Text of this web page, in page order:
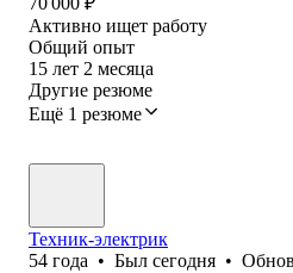
Активно ищет работу
Общий опыт
15 лет 2 месяца
Другие резюме
Ещё 1 резюме
Техник-электрик
54 года • Был сегодня •